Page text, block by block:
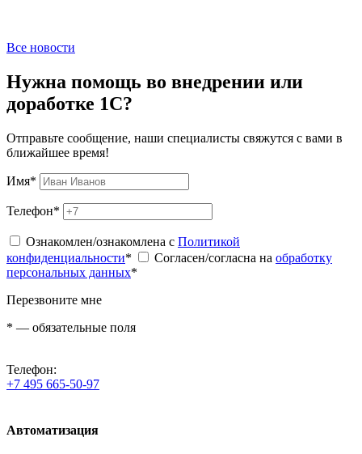
Все новости
Нужна помощь во внедрении или
доработке 1С?
Отправьте сообщение, наши специалисты свяжутся с вами в
ближайшее время!
Имя*
Телефон*
Ознакомлен/ознакомлена с Политикой
конфиденциальности* Согласен/согласна на обработку
персональных данных*
Перезвоните мне
* — обязательные поля
Телефон:
+7 495 665-50-97
Автоматизация